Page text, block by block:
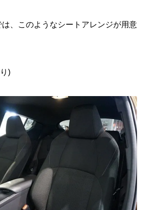
、このようなシートアレンジが用意
)